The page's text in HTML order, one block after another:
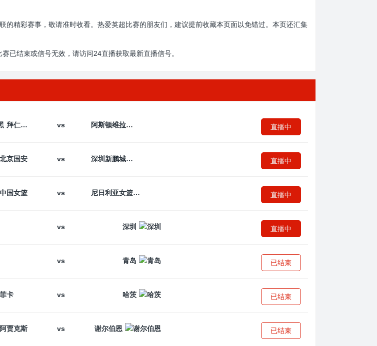
的精彩赛事，敬请准时收看。热爱英超比赛的朋友们，建议提前收藏本页面以免错过。本页还汇集
已结束或信号无效，请访问24直播获取最新直播信号。
拜仁慕尼黑 vs 阿斯顿维拉 直播中
北京国安 vs 深圳新鹏城 直播中
中国女篮 vs 尼日利亚女篮 直播中
vs 深圳 直播中
vs 青岛 已结束
卡 vs 哈茨 已结束
阿贾克斯 vs 谢尔伯恩 已结束